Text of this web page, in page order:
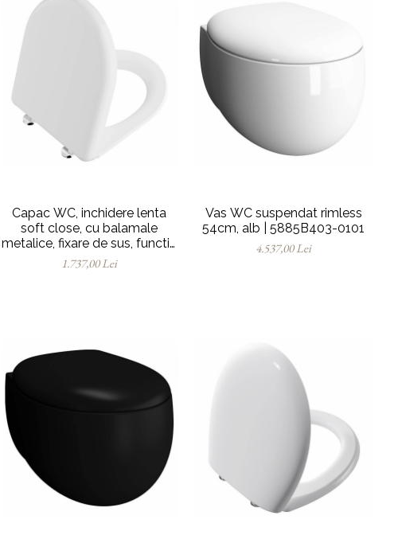
Capac WC, inchidere lenta
soft close, cu balamale
metalice, fixare de sus, functie
de eliberare rapida | 137-
003R009
1.737,00 Lei
Vas WC suspendat rimless
54cm, alb | 5885B403-0101
4.537,00 Lei